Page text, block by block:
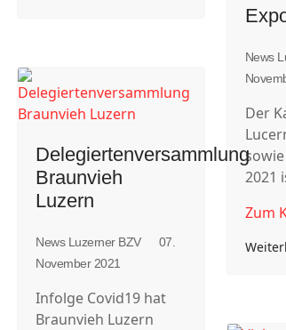
News
Der
2021
Zum
Delegiertenversammlung
Braunvieh
Luzern
News Luzerner BZV
07.
November 2021
Infolge Covid19 hat
Braunvieh Luzern